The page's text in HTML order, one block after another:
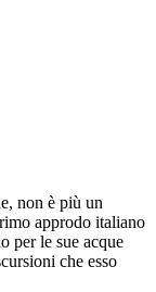
non è più un
approdo italiano
per le sue acque
che esso